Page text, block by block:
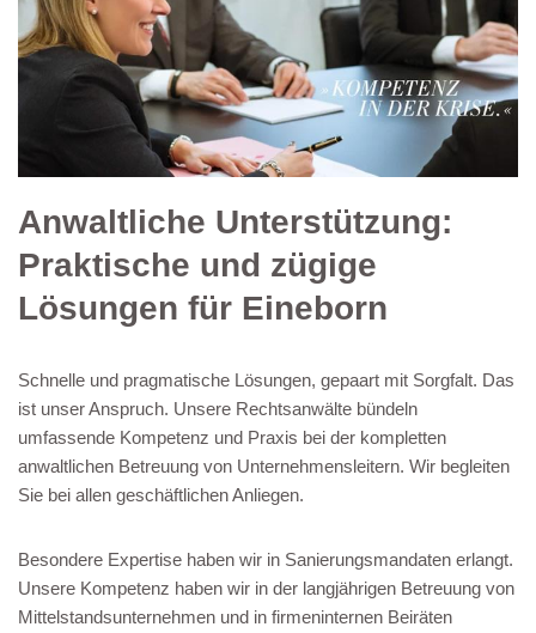
Anwaltliche Unterstützung:
Praktische und zügige
Lösungen für Eineborn
Schnelle und pragmatische Lösungen, gepaart mit Sorgfalt. Das
ist unser Anspruch. Unsere Rechtsanwälte bündeln
umfassende Kompetenz und Praxis bei der kompletten
anwaltlichen Betreuung von Unternehmensleitern. Wir begleiten
Sie bei allen geschäftlichen Anliegen.
Besondere Expertise haben wir in Sanierungsmandaten erlangt.
Unsere Kompetenz haben wir in der langjährigen Betreuung von
Mittelstandsunternehmen und in firmeninternen Beiräten